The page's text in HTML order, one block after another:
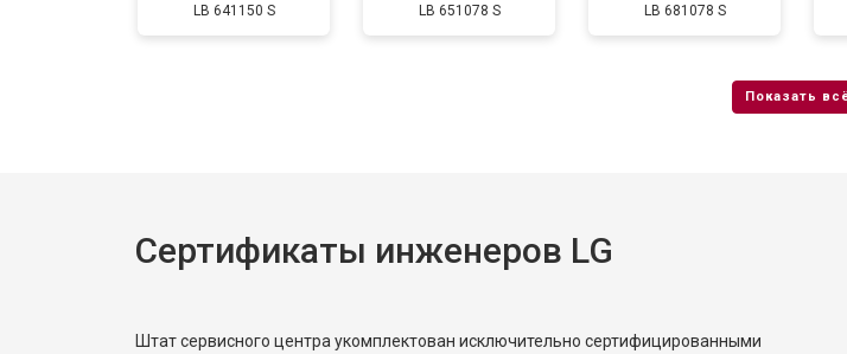
LB 641150 S LB 651078 S LB 681078 S
Сертификаты инженеров LG
Штат сервисного центра укомплектован исключительно сертифицированными